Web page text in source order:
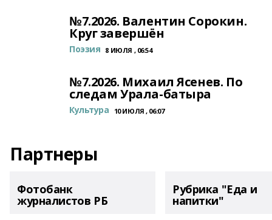
№7.2026. Валентин Сорокин.
Круг завершён
Поэзия 8 ИЮЛЯ , 06:54
№7.2026. Михаил Ясенев. По
следам Урала-батыра
Культура 10 ИЮЛЯ , 06:07
Партнеры
Фотобанк
журналистов РБ
Рубрика "Еда и
напитки"